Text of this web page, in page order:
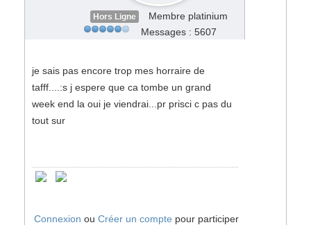
Hors Ligne
Membre platinium
Messages : 5607
je sais pas encore trop mes horraire de
tafff....:s j espere que ca tombe un grand
week end la oui je viendrai...pr prisci c pas du
tout sur
Connexion ou Créer un compte pour participer